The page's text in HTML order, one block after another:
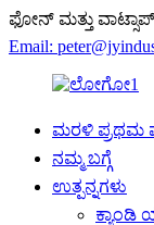
ಫೋನ್ ಮತ್ತು ವಾಟ್ಸಾಪ್:
Email:
ಮರಳಿ ಪ್ರಥಮ
ನಮ್ಮ ಬಗ್ಗೆ
ಉತ್ಪನ್ನಗಳು
ಕ್ಯಾಂಡಿ